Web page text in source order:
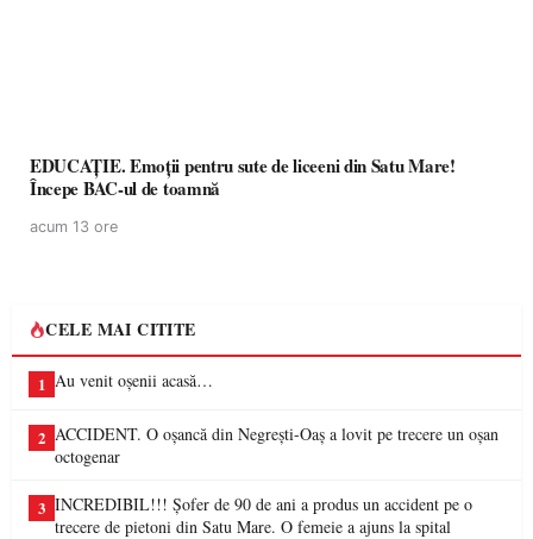
EDUCAȚIE. Emoții pentru sute de liceeni din Satu Mare!
Începe BAC-ul de toamnă
acum 13 ore
CELE MAI CITITE
1 Au venit oșenii acasă…
2 ACCIDENT. O oșancă din Negrești-Oaș a lovit pe trecere un oșan
octogenar
3 INCREDIBIL!!! Șofer de 90 de ani a produs un accident pe o
trecere de pietoni din Satu Mare. O femeie a ajuns la spital